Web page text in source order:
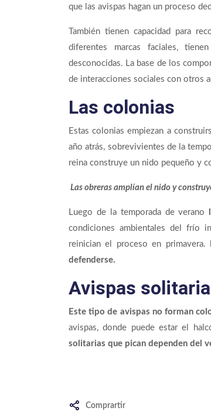
que las avispas hagan un proceso
También tienen capacidad para
diferentes marcas faciales,
desconocidas. La base de los
de interacciones sociales con otros
Las colonias
Estas colonias empiezan a
año atrás, sobrevivientes de la
reina construye un nido pequeño y
Las obreras amplían el nido y
Luego de la temporada de verano
condiciones ambientales del frío
reinician el proceso en primavera.
defenderse.
Avispas
Este tipo de avispas no forman
avispas, donde puede estar el
solitarias que pican dependen del
Comprartir